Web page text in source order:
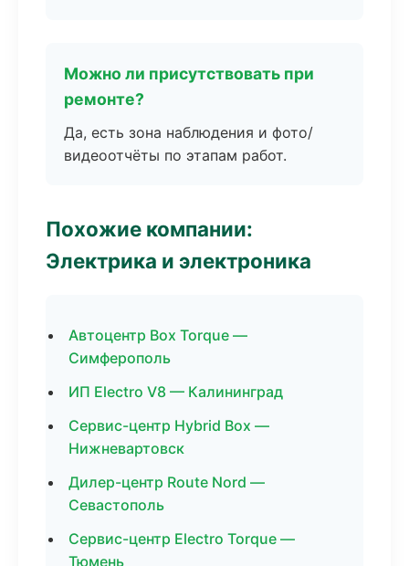
Можно ли присутствовать при
ремонте?
Да, есть зона наблюдения и фото/
видеоотчёты по этапам работ.
Похожие компании:
Электрика и электроника
Автоцентр Box Torque —
Симферополь
ИП Electro V8 — Калининград
Сервис-центр Hybrid Box —
Нижневартовск
Дилер-центр Route Nord —
Севастополь
Сервис-центр Electro Torque —
Тюмень